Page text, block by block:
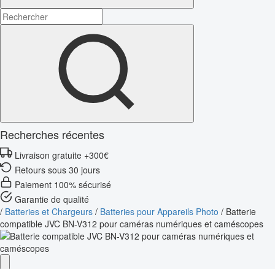
Recherches récentes
Livraison gratuite +300€
Retours sous 30 jours
Paiement 100% sécurisé
Garantie de qualité
/ Batteries et Chargeurs / Batteries pour Appareils Photo / Batterie
compatible JVC BN-V312 pour caméras numériques et caméscopes